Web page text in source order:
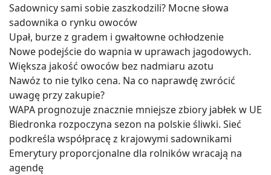
Sadownicy sami sobie zaszkodzili? Mocne słowa
sadownika o rynku owoców
Upał, burze z gradem i gwałtowne ochłodzenie
Nowe podejście do wapnia w uprawach jagodowych.
Większa jakość owoców bez nadmiaru azotu
Nawóz to nie tylko cena. Na co naprawdę zwrócić
uwagę przy zakupie?
WAPA prognozuje znacznie mniejsze zbiory jabłek w UE
Biedronka rozpoczyna sezon na polskie śliwki. Sieć
podkreśla współpracę z krajowymi sadownikami
Emerytury proporcjonalne dla rolników wracają na
agendę